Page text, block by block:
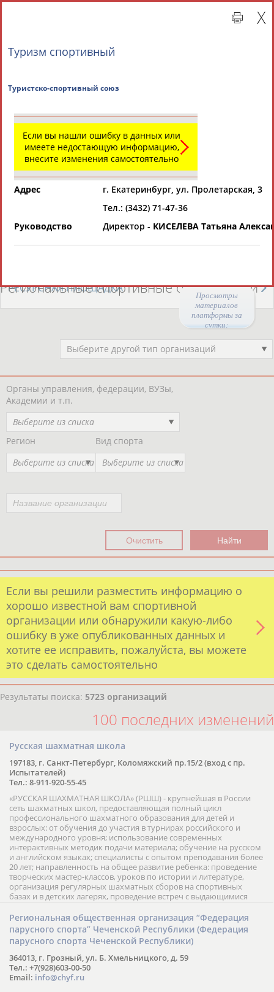
Просмотры
материалов
платформы за
сутки:
Главная » Региональные спортивные организации
СВОДНЫЕ ИНДЕКСЫ
ТАБЛО АКТИВНОСТИ
РЕСУРСНАЯ ПЛОЩАДКА
Региональные спортивные организации
Выберите другой тип организаций
Органы управления, федерации, ВУЗы,
Академии и т.п.
Выберите из списка
Регион
Выберите из списка
Вид спорта
Выберите из списка
Если вы решили разместить информацию о
хорошо известной вам спортивной
организации или обнаружили какую-либо
ошибку в уже опубликованных данных и
хотите ее исправить, пожалуйста, вы можете
это сделать самостоятельно
Результаты поиска: 5723 организаций
100 последних изменений
Русская шахматная школа
197183, г. Санкт-Петербург, Коломяжский пр.15/2 (вход с пр.
Испытателей)
Тел.: 8-911-920-55-45
«РУССКАЯ ШАХМАТНАЯ ШКОЛА» (РШШ) - крупнейшая в России
сеть шахматных школ, предоставляющая полный цикл
профессионального шахматного образования для детей и
взрослых: от обучения до участия в турнирах российского и
международного уровня; использование современных
интерактивных методик подачи материала; обучение на русском
и английском языках; специалисты с опытом преподавания более
20 лет; направленность на общее развитие ребенка: проведение
творческих мастер-классов, уроков по истории и литературе,
организация регулярных шахматных сборов на спортивных
базах и в детских лагерях, проведение встреч с выдающимися
шахматистами; корпоративное обучение; онлайн обучение в
форме вебинаров и индивидуальных занятий, круглые столы
российских и международных тренеров, организация фестивалей;
онлайн трансляция мероприятий и турниров.
Региональная общественная организация “Федерация
парусного спорта” Чеченской Республики (Федерация
парусного спорта Чеченской Республики)
364013, г. Грозный, ул. Б. Хмельницкого, д. 59
Тел.: +7(928)603-00-50
Email: info@chyf.ru
Туризм cпортивный
Туристско-спортивный союз
Если вы нашли ошибку в данных или
имеете недостающую информацию,
внесите изменения самостоятельно
Адрес
г. Екатеринбург, ул. Пролетарская, 3
Тел.: (3432) 71-47-36
Руководство
Директор - КИСЕЛЕВА Татьяна